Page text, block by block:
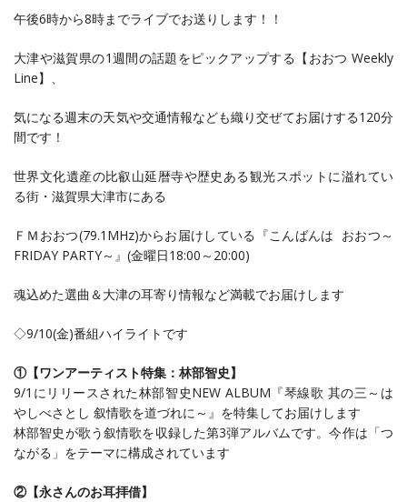
午後6時から8時までライブでお送りします！！
大津や滋賀県の1週間の話題をピックアップする【おおつ Weekly
Line】、
気になる週末の天気や交通情報なども織り交ぜてお届けする120分
間です！
世界文化遺産の比叡山延暦寺や歴史ある観光スポットに溢れてい
る街・滋賀県大津市にある
ＦＭおおつ(79.1MHz)からお届けしている『こんばんは おおつ～
FRIDAY PARTY～』(金曜日18:00～20:00)
魂込めた選曲＆大津の耳寄り情報など満載でお届けします
◇9/10(金)番組ハイライトです
①【ワンアーティスト特集：林部智史】
9/1にリリースされた林部智史NEW ALBUM『琴線歌 其の三～は
やしべさとし 叙情歌を道づれに～』を特集してお届けします
林部智史が歌う叙情歌を収録した第3弾アルバムです。今作は「つ
ながる」をテーマに構成されています
②【永さんのお耳拝借】